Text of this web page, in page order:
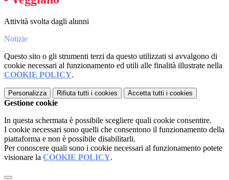
Attività svolta dagli alunni
Notizie
Questo sito o gli strumenti terzi da questo utilizzati si avvalgono di
cookie necessari al funzionamento ed utili alle finalità illustrate nella
COOKIE POLICY.
Personalizza Rifiuta tutti i cookies Accetta tutti i cookies
Gestione cookie
In questa schermata è possibile scegliere quali cookie consentire.
I cookie necessari sono quelli che consentono il funzionamento della
piattaforma e non è possibile disabilitarli.
Per conoscere quali sono i cookie necessari al funzionamento potete
visionare la COOKIE POLICY.